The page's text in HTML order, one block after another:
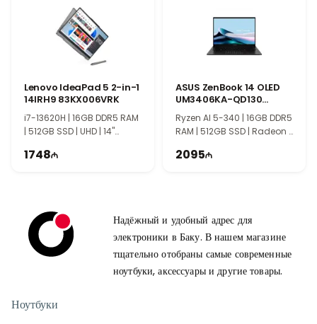
Lenovo IdeaPad 5 2-in-1
14IRH9 83KX006VRK
i7-13620H | 16GB DDR5 RAM
| 512GB SSD | UHD | 14"
1748
ASUS ZenBook 14 OLED
UM3406KA-QD130
90NB14U1-M007L0
Ryzen AI 5-340 | 16GB DDR5
RAM | 512GB SSD | Radeon |
2095
Надёжный и удобный адрес для
электроники в Баку. В нашем магазине
тщательно отобраны самые современные
ноутбуки, аксессуары и другие товары.
Ноутбуки